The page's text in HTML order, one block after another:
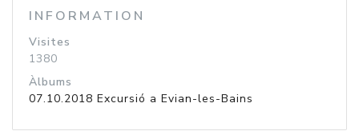
INFORMATION
Visites
1380
Àlbums
07.10.2018 Excursió a Evian-les-Bains